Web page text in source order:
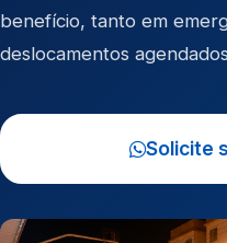
benefício, tanto em
deslocamentos
Solicite